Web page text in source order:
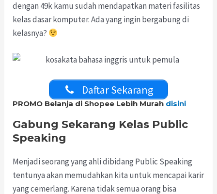
dengan 49k kamu sudah mendapatkan materi fasilitas
kelas dasar komputer. Ada yang ingin bergabung di
kelasnya?
Daftar Sekarang
PROMO Belanja di Shopee Lebih Murah disini
Gabung Sekarang Kelas Public
Speaking
Menjadi seorang yang ahli dibidang Public Speaking
tentunya akan memudahkan kita untuk mencapai karir
yang cemerlang. Karena tidak semua orang bisa